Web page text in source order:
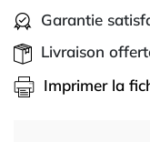
Garantie
Livraison
Imprimer la